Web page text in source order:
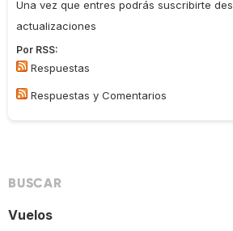
Una vez que entres podrás suscribirte
actualizaciones
Por RSS:
Respuestas
Respuestas y Comentarios
BUSCAR
Vuelos